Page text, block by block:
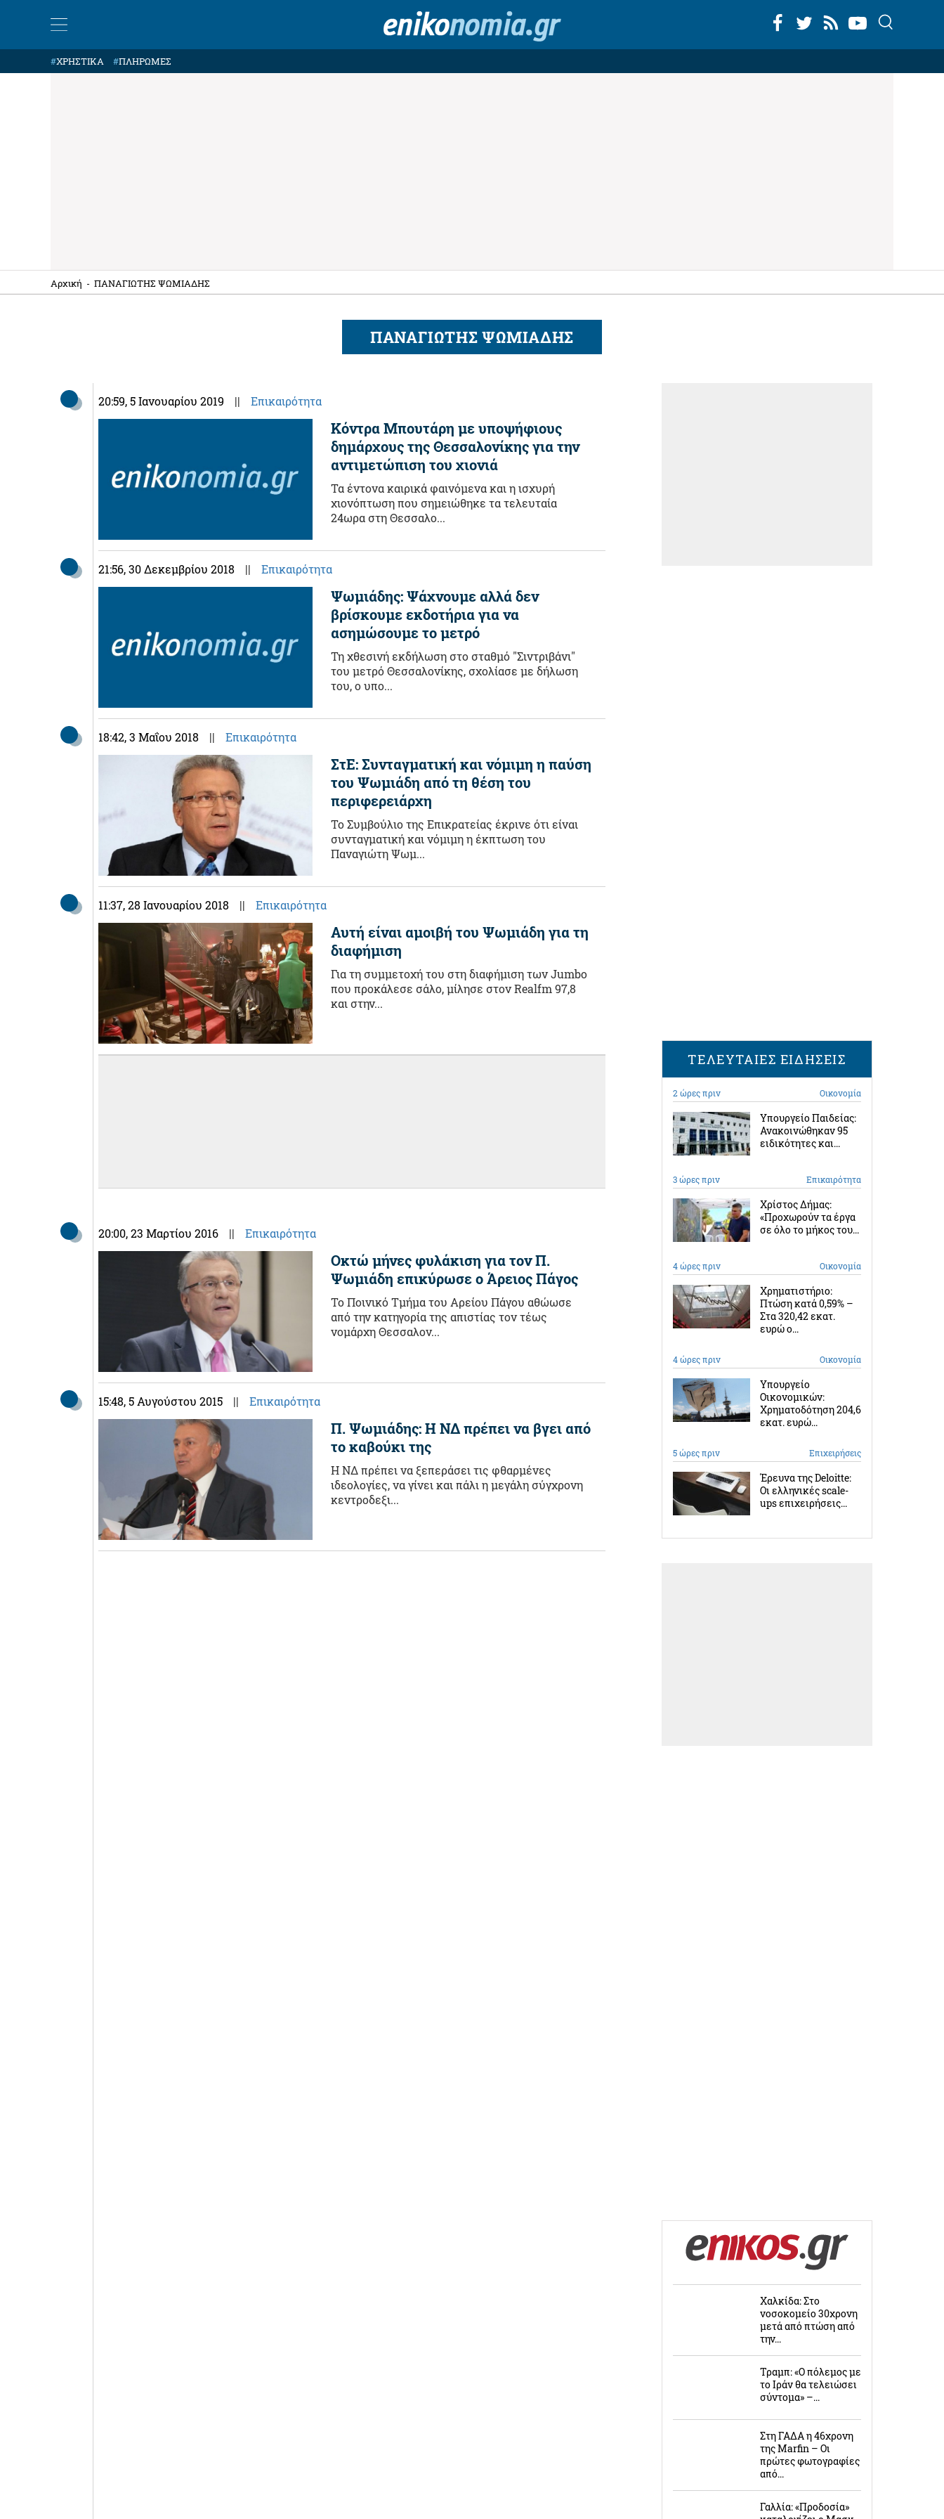
#ΧΡΗΣΤΙΚΑ #ΠΛΗΡΩΜΕΣ
Αρχική - ΠΑΝΑΓΙΩΤΗΣ ΨΩΜΙΑΔΗΣ
ΠΑΝΑΓΙΩΤΗΣ ΨΩΜΙΑΔΗΣ
20:59, 5 Ιανουαρίου 2019 || Επικαιρότητα
Κόντρα Μπουτάρη με υποψήφιους
δημάρχους της Θεσσαλονίκης για την
αντιμετώπιση του χιονιά
Τα έντονα καιρικά φαινόμενα και η ισχυρή
χιονόπτωση που σημειώθηκε τα τελευταία
24ωρα στη Θεσσαλο...
21:56, 30 Δεκεμβρίου 2018 || Επικαιρότητα
Ψωμιάδης: Ψάχνουμε αλλά δεν
βρίσκουμε εκδοτήρια για να
ασημώσουμε το μετρό
Τη χθεσινή εκδήλωση στο σταθμό "Σιντριβάνι"
του μετρό Θεσσαλονίκης, σχολίασε με δήλωση
του, ο υπο...
18:42, 3 Μαΐου 2018 || Επικαιρότητα
ΣτΕ: Συνταγματική και νόμιμη η παύση
του Ψωμιάδη από τη θέση του
περιφερειάρχη
Το Συμβούλιο της Επικρατείας έκρινε ότι είναι
συνταγματική και νόμιμη η έκπτωση του
Παναγιώτη Ψωμ...
11:37, 28 Ιανουαρίου 2018 || Επικαιρότητα
Αυτή είναι αμοιβή του Ψωμιάδη για τη
διαφήμιση
Για τη συμμετοχή του στη διαφήμιση των Jumbo
που προκάλεσε σάλο, μίλησε στον Realfm 97,8
και στην...
20:00, 23 Μαρτίου 2016 || Επικαιρότητα
Οκτώ μήνες φυλάκιση για τον Π.
Ψωμιάδη επικύρωσε ο Άρειος Πάγος
Το Ποινικό Τμήμα του Αρείου Πάγου αθώωσε
από την κατηγορία της απιστίας τον τέως
νομάρχη Θεσσαλον...
15:48, 5 Αυγούστου 2015 || Επικαιρότητα
Π. Ψωμιάδης: Η ΝΔ πρέπει να βγει από
το καβούκι της
H ΝΔ πρέπει να ξεπεράσει τις φθαρμένες
ιδεολογίες, να γίνει και πάλι η μεγάλη σύγχρονη
κεντροδεξι...
ΤΕΛΕΥΤΑΙΕΣ ΕΙΔΗΣΕΙΣ
2 ώρες πριν Οικονομία
Υπουργείο Παιδείας:
Ανακοινώθηκαν 95
ειδικότητες και...
3 ώρες πριν Επικαιρότητα
Χρίστος Δήμας:
«Προχωρούν τα έργα
σε όλο το μήκος του...
4 ώρες πριν Οικονομία
Χρηματιστήριο:
Πτώση κατά 0,59% –
Στα 320,42 εκατ.
ευρώ ο...
4 ώρες πριν Οικονομία
Υπουργείο
Οικονομικών:
Χρηματοδότηση 204,6
εκατ. ευρώ...
5 ώρες πριν Επιχειρήσεις
Έρευνα της Deloitte:
Οι ελληνικές scale-
ups επιχειρήσεις...
Χαλκίδα: Στο
νοσοκομείο 30χρονη
μετά από πτώση από
την...
Τραμπ: «Ο πόλεμος με
το Ιράν θα τελειώσει
σύντομα» –...
Στη ΓΑΔΑ η 46χρονη
της Marfin – Οι
πρώτες φωτογραφίες
από...
Γαλλία: «Προδοσία»